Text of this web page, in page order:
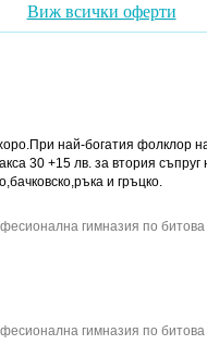
Виж всички оферти
най-богатия фолклор
30 +15 лв. за втория
и гръцко.
гимназия по
гимназия по